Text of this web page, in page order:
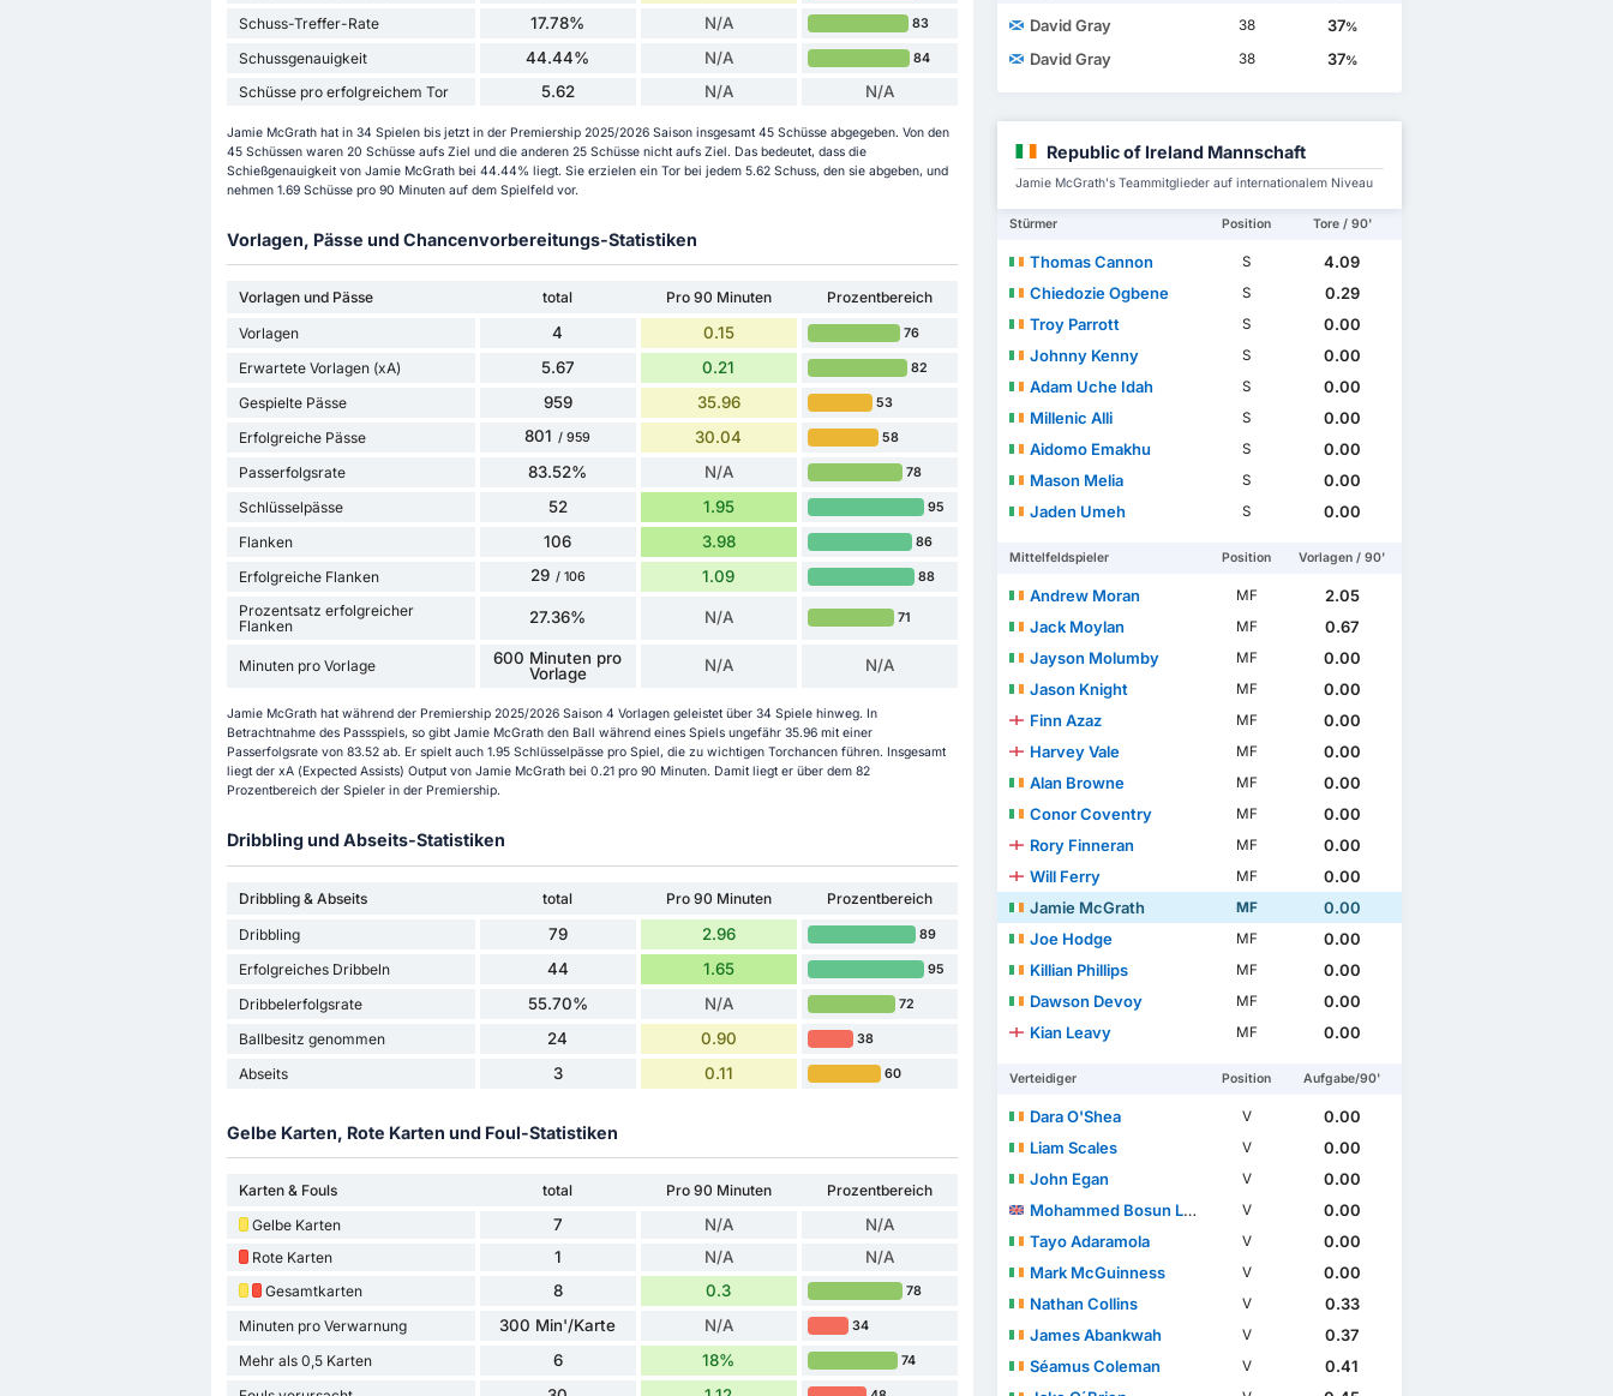
Schuss-Treffer-Rate 17.78% N/A 83
Schussgenauigkeit 44.44% N/A 84
Schüsse pro erfolgreichem Tor 5.62 N/A N/A
Jamie McGrath hat in 34 Spielen bis jetzt in der Premiership 2025/2026 Saison insgesamt 45 Schüsse abgegeben. Von den
45 Schüssen waren 20 Schüsse aufs Ziel und die anderen 25 Schüsse nicht aufs Ziel. Das bedeutet, dass die
Schießgenauigkeit von Jamie McGrath bei 44.44% liegt. Sie erzielen ein Tor bei jedem 5.62 Schuss, den sie abgeben, und
nehmen 1.69 Schüsse pro 90 Minuten auf dem Spielfeld vor.
Vorlagen, Pässe und Chancenvorbereitungs-Statistiken
Vorlagen und Pässe total Pro 90 Minuten
Prozentbereich
Vorlagen
4 0.15 76
Erwartete Vorlagen (xA) 5.67 0.21 82
Gespielte Pässe 959 35.96 53
Erfolgreiche Pässe 801 / 959 30.04 58
Passerfolgsrate 83.52% N/A 78
Schlüsselpässe 52 1.95 95
Flanken 106 3.98 86
Erfolgreiche Flanken 29 / 106 1.09 88
Prozentsatz erfolgreicher
Flanken
27.36% N/A 71
Minuten pro Vorlage
600 Minuten pro
Vorlage
N/A N/A
Jamie McGrath hat während der Premiership 2025/2026 Saison 4 Vorlagen geleistet über 34 Spiele hinweg. In
Betrachtnahme des Passspiels, so gibt Jamie McGrath den Ball während eines Spiels ungefähr 35.96 mit einer
Passerfolgsrate von 83.52 ab. Er spielt auch 1.95 Schlüsselpässe pro Spiel, die zu wichtigen Torchancen führen. Insgesamt
liegt der xA (Expected Assists) Output von Jamie McGrath bei 0.21 pro 90 Minuten. Damit liegt er über dem 82
Prozentbereich der Spieler in der Premiership.
Dribbling und Abseits-Statistiken
Dribbling & Abseits total Pro 90 Minuten
Prozentbereich
Dribbling
79 2.96 89
Erfolgreiches Dribbeln 44 1.65 95
Dribbelerfolgsrate 55.70% N/A 72
Ballbesitz genommen 24 0.90 38
Abseits 3 0.11 60
Gelbe Karten, Rote Karten und Foul-Statistiken
Karten & Fouls total Pro 90 Minuten
Prozentbereich
Gelbe Karten
7 N/A N/A
Rote Karten 1 N/A N/A
Gesamtkarten 8 0.3 78
Minuten pro Verwarnung 300 Min'/Karte N/A 34
Mehr als 0,5 Karten 6 18% 74
David Gray 38 37%
David Gray 38 37%
Republic of Ireland Mannschaft
Jamie McGrath's Teammitglieder auf internationalem Niveau
Stürmer Position Tore / 90'
Thomas Cannon S
4.09
Chiedozie Ogbene
S
0.29
Troy Parrott
S
0.00
Johnny Kenny
S
0.00
Adam Uche Idah
S
0.00
Millenic Alli
S
0.00
Aidomo Emakhu
S
0.00
Mason Melia
S
0.00
Jaden Umeh
S 0.00
Mittelfeldspieler Position Vorlagen / 90'
Andrew Moran MF
2.05
Jack Moylan
MF
0.67
Jayson Molumby
MF
0.00
Jason Knight
MF
0.00
Finn Azaz
MF
0.00
Harvey Vale
MF
0.00
Alan Browne
MF
0.00
Conor Coventry
MF
0.00
Rory Finneran
MF
0.00
Will Ferry
MF
0.00
Jamie McGrath
MF
0.00
Joe Hodge
MF
0.00
Killian Phillips
MF
0.00
Dawson Devoy
MF
0.00
Kian Leavy
MF 0.00
Verteidiger Position Aufgabe/90'
Dara O'Shea V
0.00
Liam Scales
V
0.00
John Egan
V
0.00
Mohammed Bosun Lawal
V
0.00
Tayo Adaramola
V
0.00
Mark McGuinness
V
0.00
Nathan Collins
V
0.33
James Abankwah
V
0.37
Séamus Coleman
V
0.41